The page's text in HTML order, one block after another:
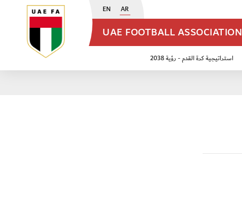
EN AR
UAE FOOTBALL ASSOCIATION
استراتيجية كرة القدم - رؤية 2038